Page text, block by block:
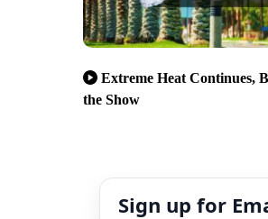
Extreme Heat Continues,
the Show
Sign up for